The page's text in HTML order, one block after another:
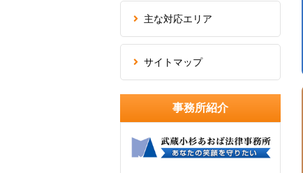
主な対応エリア
サイトマップ
事務所紹介